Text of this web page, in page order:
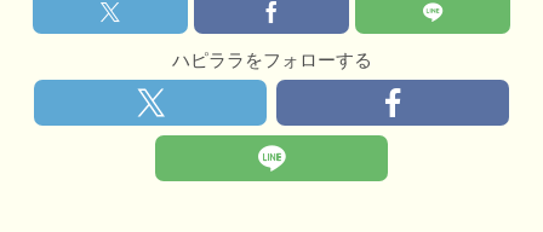
ハピララをフォローする